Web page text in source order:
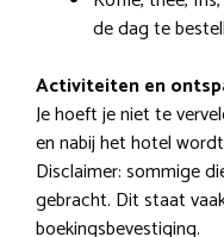
de dag te
Activiteiten en
Je hoeft je niet te
en nabij het hotel
Disclaimer: sommige
gebracht. Dit staat
boekingsbevestiging.